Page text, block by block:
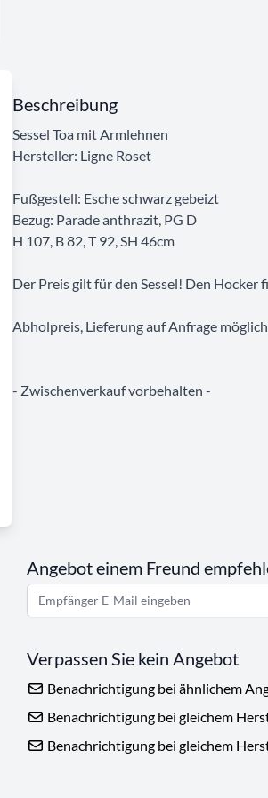
Beschreibung
Sessel Toa mit Armlehnen
Hersteller: Ligne Roset
Fußgestell: Esche schwarz gebeizt
Bezug: Parade anthrazit, PG D
H 107, B 82, T 92, SH 46cm
Der Preis gilt für den Sessel! Den Hocker
Abholpreis, Lieferung auf Anfrage
- Zwischenverkauf vorbehalten -
Angebot einem Freund
Verpassen Sie kein Angebot
Benachrichtigung bei ähnlichem
Benachrichtigung bei gleichem
Benachrichtigung bei gleichem